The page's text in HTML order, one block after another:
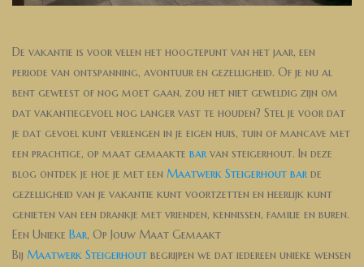
De vakantie is voor velen het hoogtepunt van het jaar, een
periode van ontspanning, avontuur en gezelligheid. Of je nu al
bent geweest of nog moet gaan, zou het niet geweldig zijn om
dat vakantiegevoel nog langer vast te houden? Stel je voor dat
je dat gevoel kunt verlengen in je eigen huis, tuin of mancave met
een prachtige, op maat gemaakte bar van steigerhout. In deze
blog ontdek je hoe je met een Maatwerk Steigerhout bar de
gezelligheid van je vakantie kunt voortzetten en heerlijk kunt
genieten van een drankje met vrienden, kennissen, familie en buren.
Een Unieke Bar, Op Jouw Maat Gemaakt
Bij Maatwerk Steigerhout begrijpen we dat iedereen unieke wensen